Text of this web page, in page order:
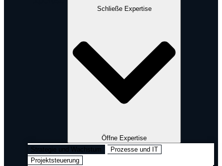
Schließe Expertise
Öffne Expertise
Strategie und Wachstum
Prozesse und IT
Projektsteuerung